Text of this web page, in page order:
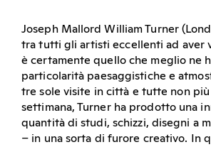
Joseph Mallord William Turner
tra tutti gli artisti eccellenti ad aver
è certamente quello che meglio ne
particolarità paesaggistiche e
tre sole visite in città e tutte non
settimana, Turner ha prodotto una
quantità di studi, schizzi, disegni a
– in una sorta di furore creativo. In